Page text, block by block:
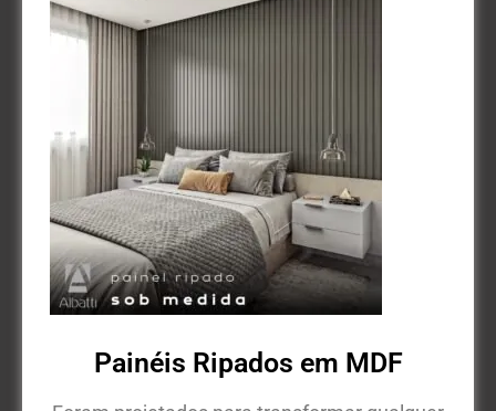
Painéis Ripados em MDF